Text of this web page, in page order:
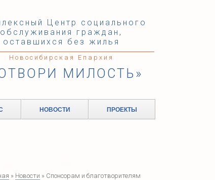
Центр социального
обслуживания граждан,
оставшихся без жилья
Новосибирская Епархия
МИЛОСТЬ»
НОВОСТИ ПРОЕКТЫ
» Новости » Спонсорам и благотворителям